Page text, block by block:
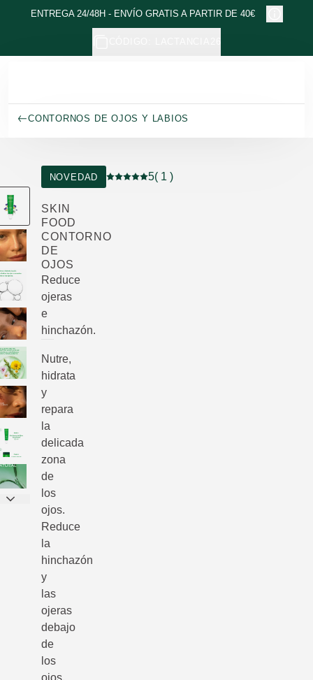
Ir al contenido principal
ENTREGA 24/48H - ENVÍO GRATIS A PARTIR DE 40€
CONTORNOS DE OJOS Y LABIOS
NOVEDAD
Puntuación: 5 / 5 estrellas 1 valoraciones
5( 1 )
SKIN
FOOD
CONTORNO
DE
OJOS
Reduce
ojeras
e
hinchazón.
Nutre,
hidrata
y
repara
la
delicada
zona
de
los
ojos.
Reduce
la
hinchazón
y
las
ojeras
debajo
de
los
ojos.